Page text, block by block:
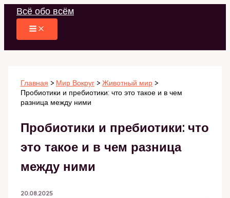
Перейти
содержимому
Всё обо всём
Главная Мир Вокруг
Животный мир
Пробиотики и пребиотики: что это такое и в чем
разница между ними
Пробиотики и пребиотики: что
это такое и в чем разница
между ними
20.08.2025